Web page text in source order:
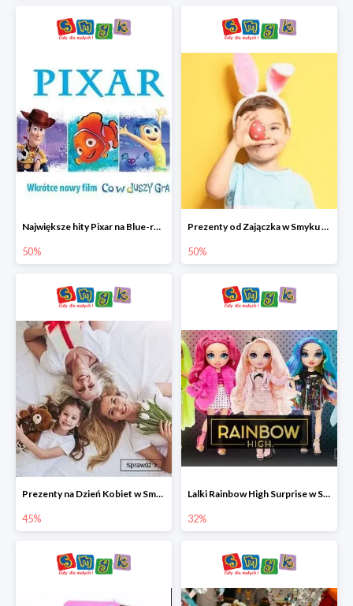
Największe hity Pixar na Blue-rey i DVD w Smyku - drugi film -50%
50%
Prezenty od Zajączka w Smyku do -50%
50%
Prezenty na Dzień Kobiet w Smyku do -45%
45%
Lalki Rainbow High Surprise w Smyku do -35%
32%